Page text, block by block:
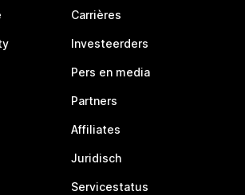
Carrières
Investeerders
Pers en media
Partners
Affiliates
Juridisch
Servicestatus